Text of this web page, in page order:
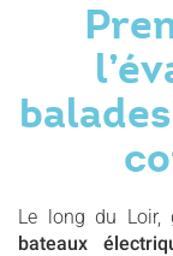
Le long du Loir,
bateaux